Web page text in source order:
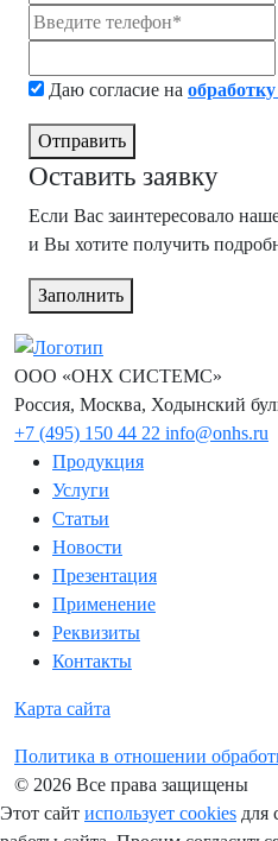
Даю согласие на
Отправить
Оставить заявку
Если Вас заинтересовало
и Вы хотите получить
Заполнить
ООО «ОНХ СИСТЕМС»
Россия, Москва, Ходынский
+7 (495) 150 44 22 info@onhs.ru
Продукция
Услуги
Статьи
Новости
Презентация
Применение
Реквизиты
Контакты
Карта сайта
Политика в отношении
© 2026 Все права защищены
Этот сайт использует cookies для